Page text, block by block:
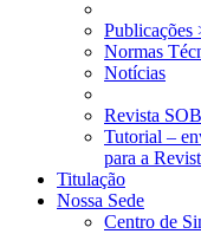
Publicações
Normas
Notícias
Revista
Tutorial –
para a
Titulação
Nossa Sede
Centro de